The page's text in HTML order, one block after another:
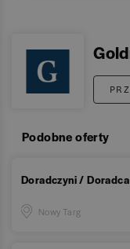
Podobne oferty
Doradczyni /
Nowy Targ